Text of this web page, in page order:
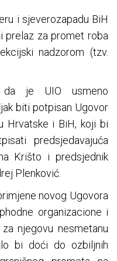
i sjeverozapadu BiH
prelaz za promet roba
nadzorom (tzv.
je UIO usmeno
biti potpisan Ugovor
Hrvatske i BiH, koji bi
predsjedavajuća
Krišto i predsjednik
Plenković.
novog Ugovora
organizacione i
njegovu nesmetanu
bi doći do ozbiljnih